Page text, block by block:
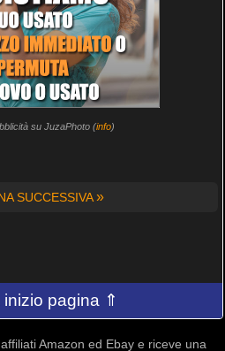
su JuzaPhoto (info)
SUCCESSIVA»
inizio pagina ⇑
Amazon ed Ebay e riceve una